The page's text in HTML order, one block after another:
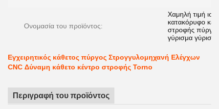
Ονομασία του προϊόντος:
Χαμηλή τιμή
κατακόρυφο
στροφής
γύρισμα γύρισμα
Εγχειρητικός κάθετος πύργος Στρογγυλομηχανή Ελέγχων
CNC Δύναμη κάθετο κέντρο στροφής Torno
Περιγραφή του προϊόντος